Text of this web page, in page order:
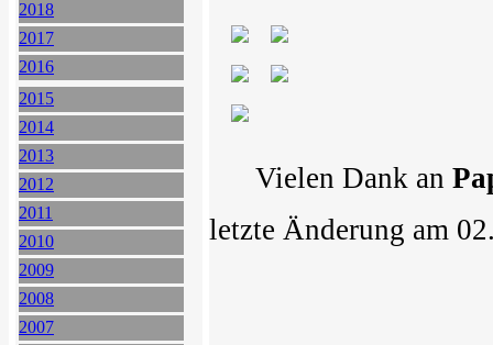
2018
2017
2016
2015
2014
2013
2012
2011
2010
2009
2008
2007
Vielen Dank an
letzte Änderung am